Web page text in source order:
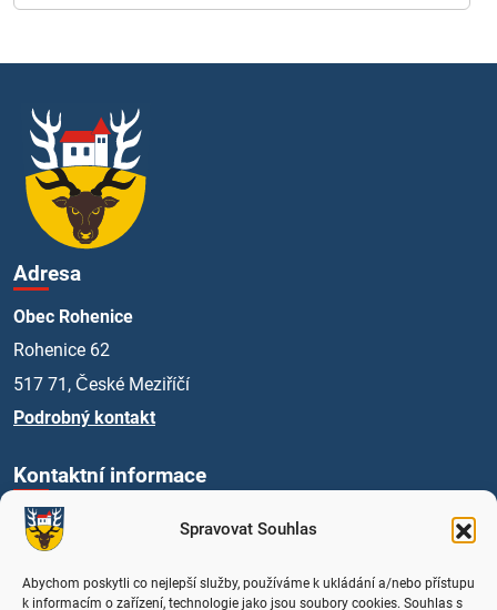
Spravovat Souhlas
Abychom poskytli co nejlepší služby, používáme k ukládání a/nebo přístupu
k informacím o zařízení, technologie jako jsou soubory cookies. Souhlas s
Adresa
Obec Rohenice
Rohenice 62
517 71, České Meziříčí
Podrobný kontakt
Kontaktní informace
+420 494 661 269
obec@rohenice.cz
Úřední hodiny